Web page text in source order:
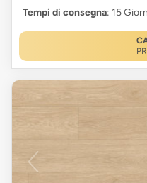
Tempi di consegna: 15